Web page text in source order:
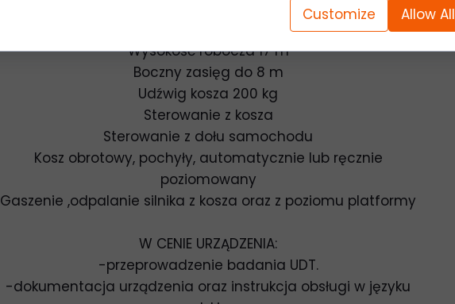
Podnośnik koszowy teleskopowy
Model podnośnika MULTITEL MX170
Wysokość robocza 17 m
Boczny zasięg do 8 m
Udźwig kosza 200 kg
Sterowanie z kosza
Sterowanie z dołu samochodu
Kosz obrotowy, pochyły, automatycznie lub ręcznie
poziomowany
Gaszenie ,odpalanie silnika z kosza oraz z poziomu platformy
W CENIE URZĄDZENIA:
-przeprowadzenie badania UDT.
-dokumentacja urządzenia oraz instrukcja obsługi w języku
Customize Allow All